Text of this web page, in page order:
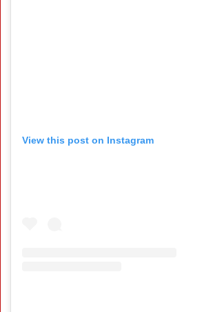
View this post on Instagram